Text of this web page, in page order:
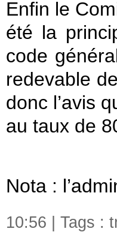
Enfin le
été la
code
redevable
donc l’avis
au taux de
Nota :
10:56 | Tags :